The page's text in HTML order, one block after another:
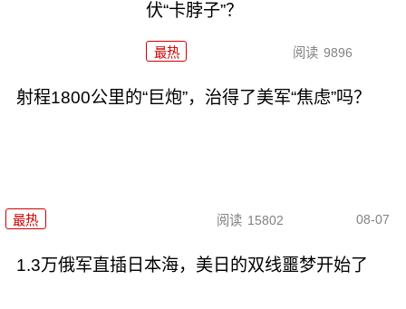
伏“卡脖子”？
最热 阅读 9896
射程1800公里的“巨炮”，治得了美军“焦虑”吗？
最热 阅读 15802 08-07
1.3万俄军直插日本海，美日的双线噩梦开始了